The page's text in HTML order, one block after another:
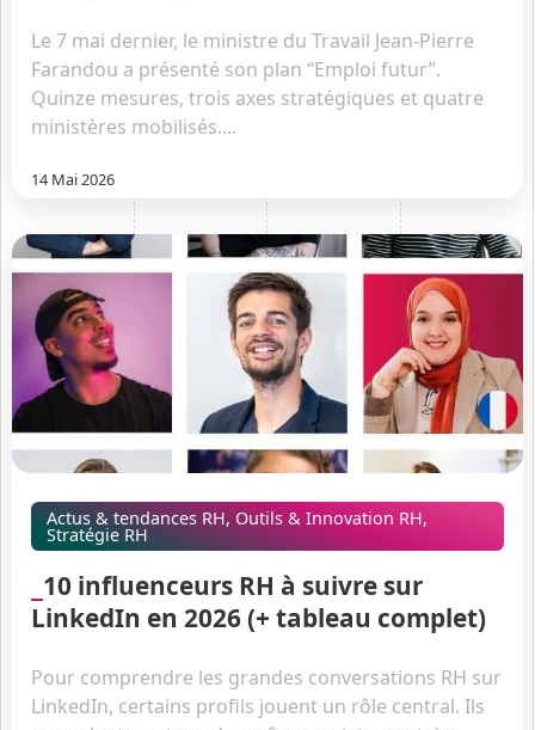
Le 7 mai dernier, le ministre du Travail Jean-Pierre
Farandou a présenté son plan “Emploi futur”.
Quinze mesures, trois axes stratégiques et quatre
ministères mobilisés....
14 Mai 2026
Actus & tendances RH, Outils & Innovation RH,
Stratégie RH
10 influenceurs RH à suivre sur
LinkedIn en 2026 (+ tableau complet)
Pour comprendre les grandes conversations RH sur
LinkedIn, certains profils jouent un rôle central. Ils